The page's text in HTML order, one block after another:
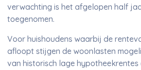
verwachting is het afgelopen half
toegenomen.
Voor huishoudens waarbij de
afloopt stijgen de woonlasten
van historisch lage hypotheekrentes